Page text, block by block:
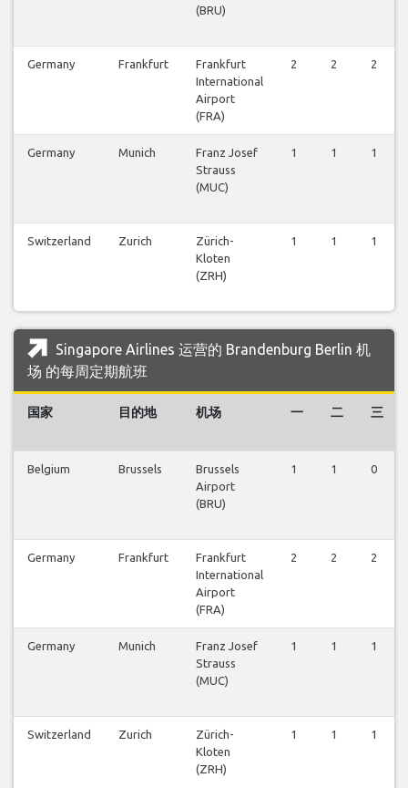
(BRU)
Germany Frankfurt
Frankfurt
International
Airport
(FRA)
2 2 2
Germany Munich
Franz Josef
Strauss
(MUC)
1 1 1
Switzerland Zurich
Zürich-
Kloten
(ZRH)
1 1 1
Singapore Airlines 运营的 Brandenburg Berlin 机
场 的每周定期航班
国家 目的地 机场 一 二 三
Belgium Brussels
Brussels
Airport
(BRU)
1 1 0
Germany Frankfurt
Frankfurt
International
Airport
(FRA)
2 2 2
Germany Munich
Franz Josef
Strauss
(MUC)
1 1 1
Switzerland Zurich
Zürich-
Kloten
(ZRH)
1 1 1